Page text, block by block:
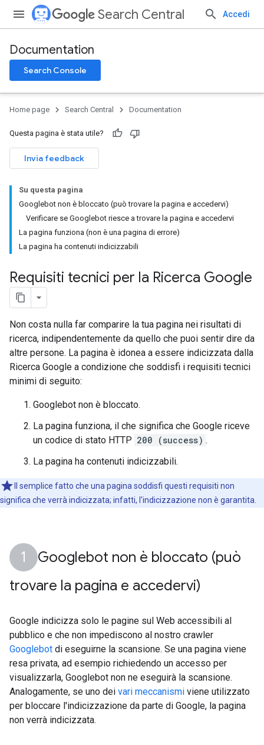
Search Central Accedi
Documentation
Search Console
Home page Search Central Documentation
Questa pagina è stata utile?
Invia feedback
Su questa pagina
Googlebot non è bloccato (può trovare la pagina e accedervi)
Verificare se Googlebot riesce a trovare la pagina e accedervi
La pagina funziona (non è una pagina di errore)
La pagina ha contenuti indicizzabili
Requisiti tecnici per la Ricerca Google
Non costa nulla far comparire la tua pagina nei risultati di
ricerca, indipendentemente da quello che puoi sentir dire da
altre persone. La pagina è idonea a essere indicizzata dalla
Ricerca Google a condizione che soddisfi i requisiti tecnici
minimi di seguito:
Googlebot non è bloccato.
La pagina funziona, il che significa che Google riceve
un codice di stato HTTP 200 (success) .
La pagina ha contenuti indicizzabili.
Il semplice fatto che una pagina soddisfi questi requisiti non
significa che verrà indicizzata; infatti, l'indicizzazione non è garantita.
Googlebot non è bloccato (può
trovare la pagina e accedervi)
Google indicizza solo le pagine sul Web accessibili al
pubblico e che non impediscono al nostro crawler
Googlebot di eseguirne la scansione. Se una pagina viene
resa privata, ad esempio richiedendo un accesso per
visualizzarla, Googlebot non ne eseguirà la scansione.
Analogamente, se uno dei vari meccanismi viene utilizzato
per bloccare l'indicizzazione da parte di Google, la pagina
non verrà indicizzata.